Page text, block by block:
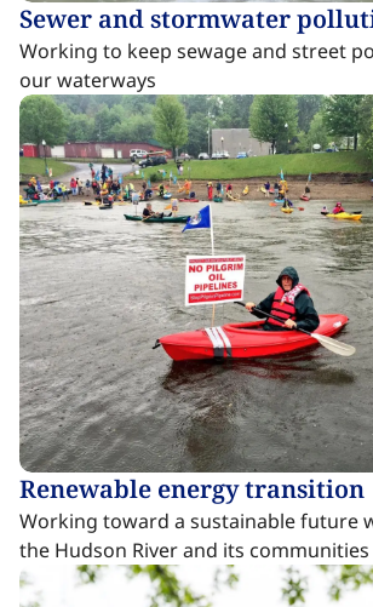
Sewer and stormwater pollution​​​​‌
Working to keep sewage and street
our waterways​​​​‌ ‍ ​‍​‍‌‍ ‌ ​‍‌‍‍‌‌‍‌ ‌‍‍‌‌‍ ‍​‍​‍​ ‍‍​‍​‍‌ ​ ‌‍​‌‌‍ ‍‌‍‍‌‌ ‌​‌ ‍‌​‍ ‍‌‍‍‌‌‍ ​‍​‍​‍ ​​‍​‍‌‍‍​‌ ​‍‌‍‌‌‌‍‌‍​‍​‍​ ‍‍​‍​‍‌‍‍​‌ ‌​‌ ‌​‌ ​​‌ ​ ​ ‍‍​‍ ​‍ ‌‍​ ‌‍ ‌‌ ​ ​‍ ‍‌‍ ‌‌‍​‌‌‍‍‌‌‍ ‍​‍ ‍​ ​‍​ ​​​ ​‍​ ‌​‌ ​‍‌‍‌‌‌‍‌​‌‍‌‌‌ ​ ‌‍‍‌‌‍‌ ‌‍ ‍​‍ ‍‌ ​‍‌‍‍‌‌ ‌‍‌‍‌‌‌ ​‍‌‍‍ ‌‍‌‌‌‍‌‌‌ ​​‌‍‌‌‌ ​‍​‍ ‍‌‍ ‌ ​‍‌‍‌ ​‍ ‌‍‍‌‌‍ ‍‌ ‌​‌‍‌‌‌‍ ‍‌ ‌​​‍ ‌‍‌‌‌‍‌​‌‍‍‌‌ ‌​​‍ ‌‍ ‌‌‍ ‌‍‌​‌‍‌‌​ ‌‌ ​​‌ ​‍‌‍‌‌‌ ​ ‌‍‌‌‌‍ ‍‌ ‌​‌‍​‌‌ ‌​‌‍‍‌‌‍ ‌‍ ‍​ ‍ ‌‍‍‌‌‍‌​​ ‌‌‍‌‌​ ‍‌​ ‌‍​ ‌​‌‍​‌​ ‌‍‌‍​ ‌‍‌‍​‍ ‌‌‍​‍​ ‌ ​ ‍‌​ ​​​‍ ‌​ ‌​​ ‍​‌‍​ ​ ‌‍​‍ ‌​ ‍​​ ‍​​ ‌‍​ ‌‍​‍ ‌​ ‌‍​ ‌​‌‍‌​​ ‌ ​ ‌‍‌‍‌‍​ ‌ ​ ‍‌​ ‌‌​ ‍​​ ‍‌​ ​‌​ ‍ ‌ ‌​‌ ‍‌‌ ​​‌‍‌‌​ ‌‌‍​ ‌‍​‌‌‍ ‌‌ ​​‌‍​‌‌‍‍‌‌‍‌ ‌‍ ‍​ ‍ ‌ ​​‌‍​‌‌ ‌​‌‍‍​​ ‌‌ ​ ‌‍‍​‌‍ ‌ ​‍‌ ‌​‌​‌​‌‍‌‌‌ ​ ‌‍​ ‌ ​‍‌‍‍‌‌ ​​‌ ‌​‌‍‍‌‌‍ ‌‍ ‍​ ‌‍​‍‌‍​‌‌ ​ ‌‍‌‌‌‌‌‌‌ ​‍‌‍ ​​ ‌‌‍‍​‌ ‌​‌ ‌​‌ ​​‌ ​ ​‍‌‌​ ​ ‌​​‌​‍‌‌​ ​‍‌​‌‍​‍‌‌​ ​‍‌​‌‍‌‍​ ‌‍ ‌‌ ​ ​‍ ‍‌‍ ‌‌‍​‌‌‍‍‌‌‍ ‍​‍ ‍​ ​‍​ ​​​ ​‍​ ‌​‌ ​‍‌‍‌‌‌‍‌​‌‍‌‌‌ ​ ‌‍‍‌‌‍‌ ‌‍ ‍​‍ ‍‌ ​‍‌‍‍‌‌ ‌‍‌‍‌‌‌ ​‍‌‍‍ ‌‍‌‌‌‍‌‌‌ ​​‌‍‌‌‌ ​‍​‍ ‍‌‍ ‌ ​‍‌‍‌ ​‍‌‍‌‍‍‌‌‍‌​​ ‌‌‍‌‌​ ‍‌​ ‌‍​ ‌​‌‍​‌​ ‌‍‌‍​ ‌‍‌‍​‍ ‌‌‍​‍​ ‌ ​ ‍‌​ ​​​‍ ‌​ ‌​​ ‍​‌‍​ ​ ‌‍​‍ ‌​ ‍​​ ‍​​ ‌‍​ ‌‍​‍ ‌​ ‌‍​ ‌​‌‍‌​​ ‌ ​ ‌‍‌‍‌‍​ ‌ ​ ‍‌​ ‌‌​ ‍​​ ‍‌​ ​‌​‍‌‍‌ ‌​‌ ‍‌‌ ​​‌‍‌‌​ ‌‌‍​ ‌‍​‌‌‍ ‌‌ ​​‌‍​‌‌‍‍‌‌‍‌ ‌‍ ‍​‍‌‍‌ ​​‌‍​‌‌ ‌​‌‍‍​​ ‌‌ ​ ‌‍‍​‌‍ ‌ ​‍‌ ‌​‌​‌​‌‍‌‌‌ ​ ‌‍​ ‌ ​‍‌‍‍‌‌ ​​‌ ‌​‌‍‍‌‌‍ ‌‍ ‍​‍‌‍‌ ​​‌‍‌‌‌ ​‍‌ ​ ‌ ​​‌‍‌‌‌‍​ ‌ ‌​‌‍‍‌‌ ‌‍‌‍‌‌​ ‌‌ ​​‌ ‌‌‌‍​‍‌‍ ​‌‍‍‌‌ ​ ‌‍‍​‌‍‌‌‌‍‌​​‍​‍‌ ‌
Renewable energy transition​​​​‌ ‍ ​‍​‍‌‍ ‌ ​‍‌‍‍‌‌‍‌ ‌‍‍‌‌‍ ‍​‍​‍​ ‍‍​‍​‍‌ ​ ‌‍​‌‌‍ ‍‌‍‍‌‌ ‌​‌ ‍‌​‍ ‍‌‍‍‌‌‍ ​‍​‍​‍ ​​‍​‍‌‍‍​‌ ​‍‌‍‌‌‌‍‌‍​‍​‍​ ‍‍​‍​‍‌‍‍​‌ ‌​‌ ‌​‌ ​​‌ ​ ​ ‍‍​‍ ​‍ ‌‍​ ‌‍ ‌‌ ​ ​‍ ‍‌‍ ‌‌‍​‌‌‍‍‌‌‍ ‍​‍ ‍​ ​‍​ ​​​ ​‍​ ‌​‌ ​‍‌‍‌‌‌‍‌​‌‍‌‌‌ ​ ‌‍‍‌‌‍‌ ‌‍ ‍​‍ ‍‌ ​‍‌‍‍‌‌ ‌‍‌‍‌‌‌ ​‍‌‍‍ ‌‍‌‌‌‍‌‌‌ ​​‌‍‌‌‌ ​‍​‍ ‍‌‍ ‌ ​‍‌‍‌ ​‍ ‌‍‍‌‌‍ ‍‌ ‌​‌‍‌‌‌‍ ‍‌ ‌​​‍ ‌‍‌‌‌‍‌​‌‍‍‌‌ ‌​​‍ ‌‍ ‌‌‍ ‌‍‌​‌‍‌‌​ ‌‌ ​​‌ ​‍‌‍‌‌‌ ​ ‌‍‌‌‌‍ ‍‌ ‌​‌‍​‌‌ ‌​‌‍‍‌‌‍ ‌‍ ‍​ ‍ ‌‍‍‌‌‍‌​​ ‌​ ‌​​ ​‌​ ​‍‌‍​‍‌‍​‌‌‍‌​​ ‍​‌‍‌​​‍ ‌‌‍​ ​ ‌‍​ ‌‌​ ‌‍​‍ ‌​ ‌​‌‍​ ‌‍​‍‌‍​‌​‍ ‌​ ‍‌‌‍​‍​ ​ ‌‍​ ​‍ ‌​ ‌‌​ ‍‌​ ​‍‌‍​ ‌‍‌‌‌‍​‍​ ​​​ ​‌‌‍​‌​ ‌ ‌‍​‍​ ​​​ ‍ ‌ ‌​‌ ‍‌‌ ​​‌‍‌‌​ ‌‌‍​ ‌‍​‌‌‍ ‌‌ ​​‌‍​‌‌‍‍‌‌‍‌ ‌‍ ‍​ ‍ ‌ ​​‌‍​‌‌ ‌​‌‍‍​​ ‌‌ ‌​‌‍‍‌‌ ‌​‌‍ ​‌‍‌‌​ ‌‍​‍‌‍​‌‌ ​ ‌‍‌‌‌‌‌‌‌ ​‍‌‍ ​​ ‌‌‍‍​‌ ‌​‌ ‌​‌ ​​‌ ​ ​‍‌‌​ ​ ‌​​‌​‍‌‌​ ​‍‌​‌‍​‍‌‌​ ​‍‌​‌‍‌‍​ ‌‍ ‌‌ ​ ​‍ ‍‌‍ ‌‌‍​‌‌‍‍‌‌‍ ‍​‍ ‍​ ​‍​ ​​​ ​‍​ ‌​‌ ​‍‌‍‌‌‌‍‌​‌‍‌‌‌ ​ ‌‍‍‌‌‍‌ ‌‍ ‍​‍ ‍‌ ​‍‌‍‍‌‌ ‌‍‌‍‌‌‌ ​‍‌‍‍ ‌‍‌‌‌‍‌‌‌ ​​‌‍‌‌‌ ​‍​‍ ‍‌‍ ‌ ​‍‌‍‌ ​‍‌‍‌‍‍‌‌‍‌​​ ‌​ ‌​​ ​‌​ ​‍‌‍​‍‌‍​‌‌‍‌​​ ‍​‌‍‌​​‍ ‌‌‍​ ​ ‌‍​ ‌‌​ ‌‍​‍ ‌​ ‌​‌‍​ ‌‍​‍‌‍​‌​‍ ‌​ ‍‌‌‍​‍​ ​ ‌‍​ ​‍ ‌​ ‌‌​ ‍‌​ ​‍‌‍​ ‌‍‌‌‌‍​‍​ ​​​ ​‌‌‍​‌​ ‌ ‌‍​‍​ ​​​‍‌‍‌ ‌​‌ ‍‌‌ ​​‌‍‌‌​ ‌‌‍​ ‌‍​‌‌‍ ‌‌ ​​‌‍​‌‌‍‍‌‌‍‌ ‌‍ ‍​‍‌‍‌ ​​‌‍​‌‌ ‌​‌‍‍​​ ‌‌ ‌​‌‍‍‌‌ ‌​‌‍ ​‌‍‌‌​‍‌‍‌ ​​‌‍‌‌‌ ​‍‌ ​ ‌ ​​‌‍‌‌‌‍​ ‌ ‌​‌‍‍‌‌ ‌‍‌‍‌‌​ ‌‌ ​​‌ ‌‌‌‍​‍‌‍ ​‌‍‍‌‌ ​ ‌‍‍​‌‍‌‌‌‍‌​​‍​‍‌ ‌
Working toward a sustainable future
the Hudson River and its communities​​​​‌ ‍ ​‍​‍‌‍ ‌ ​‍‌‍‍‌‌‍‌ ‌‍‍‌‌‍ ‍​‍​‍​ ‍‍​‍​‍‌ ​ ‌‍​‌‌‍ ‍‌‍‍‌‌ ‌​‌ ‍‌​‍ ‍‌‍‍‌‌‍ ​‍​‍​‍ ​​‍​‍‌‍‍​‌ ​‍‌‍‌‌‌‍‌‍​‍​‍​ ‍‍​‍​‍‌‍‍​‌ ‌​‌ ‌​‌ ​​‌ ​ ​ ‍‍​‍ ​‍ ‌‍​ ‌‍ ‌‌ ​ ​‍ ‍‌‍ ‌‌‍​‌‌‍‍‌‌‍ ‍​‍ ‍​ ​‍​ ​​​ ​‍​ ‌​‌ ​‍‌‍‌‌‌‍‌​‌‍‌‌‌ ​ ‌‍‍‌‌‍‌ ‌‍ ‍​‍ ‍‌ ​‍‌‍‍‌‌ ‌‍‌‍‌‌‌ ​‍‌‍‍ ‌‍‌‌‌‍‌‌‌ ​​‌‍‌‌‌ ​‍​‍ ‍‌‍ ‌ ​‍‌‍‌ ​‍ ‌‍‍‌‌‍ ‍‌ ‌​‌‍‌‌‌‍ ‍‌ ‌​​‍ ‌‍‌‌‌‍‌​‌‍‍‌‌ ‌​​‍ ‌‍ ‌‌‍ ‌‍‌​‌‍‌‌​ ‌‌ ​​‌ ​‍‌‍‌‌‌ ​ ‌‍‌‌‌‍ ‍‌ ‌​‌‍​‌‌ ‌​‌‍‍‌‌‍ ‌‍ ‍​ ‍ ‌‍‍‌‌‍‌​​ ‌​ ‌​​ ​‌​ ​‍‌‍​‍‌‍​‌‌‍‌​​ ‍​‌‍‌​​‍ ‌‌‍​ ​ ‌‍​ ‌‌​ ‌‍​‍ ‌​ ‌​‌‍​ ‌‍​‍‌‍​‌​‍ ‌​ ‍‌‌‍​‍​ ​ ‌‍​ ​‍ ‌​ ‌‌​ ‍‌​ ​‍‌‍​ ‌‍‌‌‌‍​‍​ ​​​ ​‌‌‍​‌​ ‌ ‌‍​‍​ ​​​ ‍ ‌ ‌​‌ ‍‌‌ ​​‌‍‌‌​ ‌‌‍​ ‌‍​‌‌‍ ‌‌ ​​‌‍​‌‌‍‍‌‌‍‌ ‌‍ ‍​ ‍ ‌ ​​‌‍​‌‌ ‌​‌‍‍​​ ‌‌ ​ ‌‍‍​‌‍ ‌ ​‍‌ ‌​‌​‌​‌‍‌‌‌ ​ ‌‍​ ‌ ​‍‌‍‍‌‌ ​​‌ ‌​‌‍‍‌‌‍ ‌‍ ‍​ ‌‍​‍‌‍​‌‌ ​ ‌‍‌‌‌‌‌‌‌ ​‍‌‍ ​​ ‌‌‍‍​‌ ‌​‌ ‌​‌ ​​‌ ​ ​‍‌‌​ ​ ‌​​‌​‍‌‌​ ​‍‌​‌‍​‍‌‌​ ​‍‌​‌‍‌‍​ ‌‍ ‌‌ ​ ​‍ ‍‌‍ ‌‌‍​‌‌‍‍‌‌‍ ‍​‍ ‍​ ​‍​ ​​​ ​‍​ ‌​‌ ​‍‌‍‌‌‌‍‌​‌‍‌‌‌ ​ ‌‍‍‌‌‍‌ ‌‍ ‍​‍ ‍‌ ​‍‌‍‍‌‌ ‌‍‌‍‌‌‌ ​‍‌‍‍ ‌‍‌‌‌‍‌‌‌ ​​‌‍‌‌‌ ​‍​‍ ‍‌‍ ‌ ​‍‌‍‌ ​‍‌‍‌‍‍‌‌‍‌​​ ‌​ ‌​​ ​‌​ ​‍‌‍​‍‌‍​‌‌‍‌​​ ‍​‌‍‌​​‍ ‌‌‍​ ​ ‌‍​ ‌‌​ ‌‍​‍ ‌​ ‌​‌‍​ ‌‍​‍‌‍​‌​‍ ‌​ ‍‌‌‍​‍​ ​ ‌‍​ ​‍ ‌​ ‌‌​ ‍‌​ ​‍‌‍​ ‌‍‌‌‌‍​‍​ ​​​ ​‌‌‍​‌​ ‌ ‌‍​‍​ ​​​‍‌‍‌ ‌​‌ ‍‌‌ ​​‌‍‌‌​ ‌‌‍​ ‌‍​‌‌‍ ‌‌ ​​‌‍​‌‌‍‍‌‌‍‌ ‌‍ ‍​‍‌‍‌ ​​‌‍​‌‌ ‌​‌‍‍​​ ‌‌ ​ ‌‍‍​‌‍ ‌ ​‍‌ ‌​‌​‌​‌‍‌‌‌ ​ ‌‍​ ‌ ​‍‌‍‍‌‌ ​​‌ ‌​‌‍‍‌‌‍ ‌‍ ‍​‍‌‍‌ ​​‌‍‌‌‌ ​‍‌ ​ ‌ ​​‌‍‌‌‌‍​ ‌ ‌​‌‍‍‌‌ ‌‍‌‍‌‌​ ‌‌ ​​‌ ‌‌‌‍​‍‌‍ ​‌‍‍‌‌ ​ ‌‍‍​‌‍‌‌‌‍‌​​‍​‍‌ ‌